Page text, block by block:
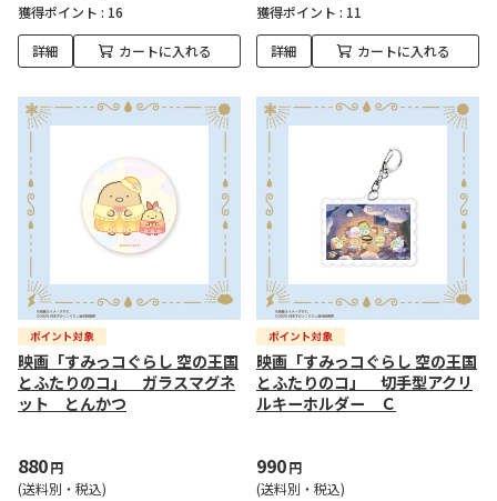
獲得ポイント : 16
詳細 カートに入れる
獲得ポイント : 11
詳細 カートに入れる
映画「すみっコぐらし 空の王国
とふたりのコ」 ガラスマグネ
ット とんかつ
880円
(送料別・税込)
映画「すみっコぐらし 空の王国
とふたりのコ」 切手型アクリ
ルキーホルダー Ｃ
990円
(送料別・税込)